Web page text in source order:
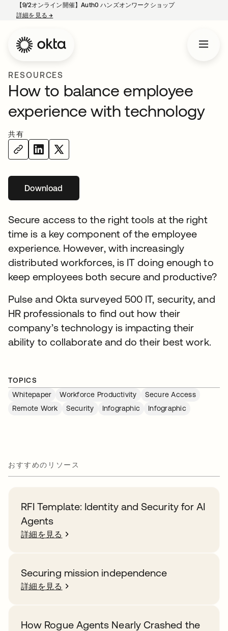
【9/2オンライン開催】Auth0 ハンズオンワークショップ
詳細を見る→
RESOURCES
How to balance employee
experience with technology
共有
Download
Secure access to the right tools at the right
time is a key component of the employee
experience. However, with increasingly
distributed workforces, is IT doing enough to
keep employees both secure and productive?
Pulse and Okta surveyed 500 IT, security, and
HR professionals to find out how their
company’s technology is impacting their
ability to collaborate and do their best work.
TOPICS
Whitepaper
Workforce Productivity
Secure Access
Remote Work
Security Infographic Infographic
おすすめのリソース
RFI Template: Identity and Security for AI
Agents
詳細を見る
Securing mission independence
詳細を見る
How Rogue Agents Nearly Crashed the